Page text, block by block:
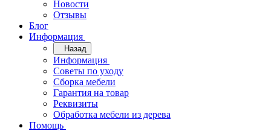
Новости
Отзывы
Блог
Информация
Назад
Информация
Советы по уходу
Сборка мебели
Гарантия на товар
Реквизиты
Обработка мебели из дерева
Помощь